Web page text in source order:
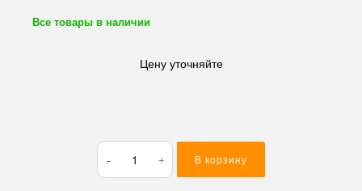
Все товары в наличии
Цену уточняйте
Количество
товара
Стартер
В корзину